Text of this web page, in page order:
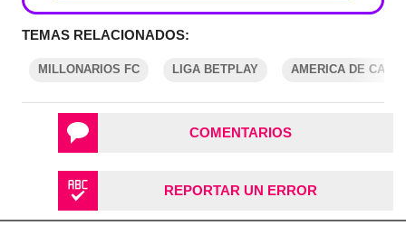
TEMAS RELACIONADOS:
MILLONARIOS FC LIGA BETPLAY AMERICA DE CALI
COMENTARIOS
REPORTAR UN ERROR